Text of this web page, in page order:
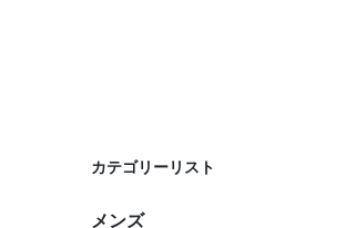
カテゴリーリスト
メンズ